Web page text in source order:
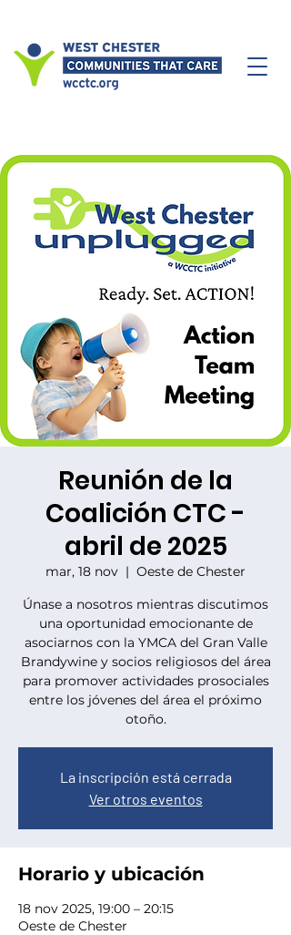
Reunión de la
Coalición CTC -
abril de 2025
mar, 18 nov
  |
Oeste de Chester
Únase a nosotros mientras discutimos
una oportunidad emocionante de
asociarnos con la YMCA del Gran Valle
Brandywine y socios religiosos del área
para promover actividades prosociales
entre los jóvenes del área el próximo
otoño.
La inscripción está cerrada
Ver otros eventos
Horario y ubicación
18 nov 2025, 19:00 – 20:15
Oeste de Chester